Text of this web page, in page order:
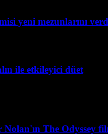
yeni mezunlarını
ile etkileyici düet
Nolan'ın The Odyssey